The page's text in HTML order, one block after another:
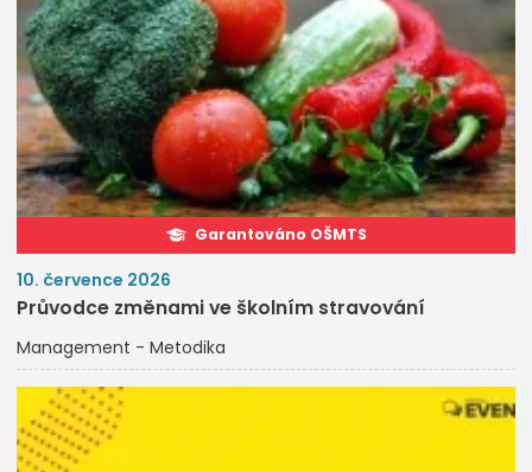
Garantováno OŠMTS
10. července 2026
Průvodce změnami ve školním stravování
Management - Metodika